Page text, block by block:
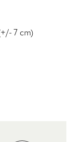
7 cm)